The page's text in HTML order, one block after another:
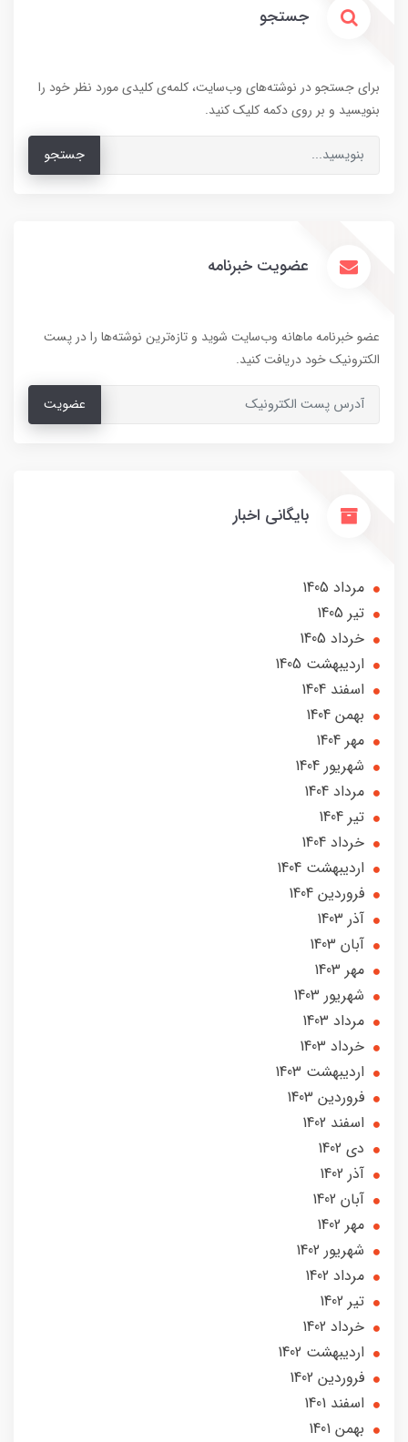
جستجو
برای جستجو در نوشته‌های وب‌سایت، کلمه‌ی کلیدی مورد نظر خود را
بنویسید و بر روی دکمه کلیک کنید.
جستجو
عضویت خبرنامه
عضو خبرنامه ماهانه وب‌سایت شوید و تازه‌ترین نوشته‌ها را در پست
الکترونیک خود دریافت کنید.
عضویت
بایگانی اخبار
مرداد 1405
تير 1405
خرداد 1405
ارديبهشت 1405
اسفند 1404
بهمن 1404
مهر 1404
شهریور 1404
مرداد 1404
تير 1404
خرداد 1404
ارديبهشت 1404
فروردین 1404
آذر 1403
آبان 1403
مهر 1403
شهریور 1403
مرداد 1403
خرداد 1403
ارديبهشت 1403
فروردین 1403
اسفند 1402
دی 1402
آذر 1402
آبان 1402
مهر 1402
شهریور 1402
مرداد 1402
تير 1402
خرداد 1402
ارديبهشت 1402
فروردین 1402
اسفند 1401
بهمن 1401